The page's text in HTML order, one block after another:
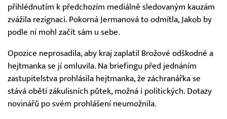
přihlédnutím k předchozím mediálně sledovaným kauzám
zvážila rezignaci. Pokorná Jermanová to odmítla, Jakob by
podle ní mohl začít sám u sebe.
Opozice neprosadila, aby kraj zaplatil Brožové odškodné a
hejtmanka se jí omluvila. Na briefingu před jednáním
zastupitelstva prohlásila hejtmanka, že záchranářka se
stává obětí zákulisních půtek, možná i politických. Dotazy
novinářů po svém prohlášení neumožnila.